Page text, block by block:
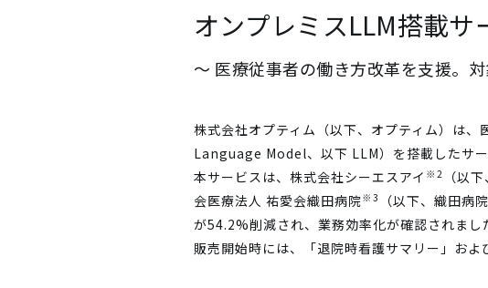
オンプレミスLLM搭載
～ 医療従事者の働き方改革を支援。
株式会社オプティム（以下、オプティム）は
Language Model、以下 LLM）を搭載したサ
本サービスは、株式会社シーエスアイ ※2
（以
会医療法人 祐愛会織田病院※3
（以下、織田病
が54.2%削減され、業務効率化が確認されまし
販売開始時には、「退院時看護サマリー」およ